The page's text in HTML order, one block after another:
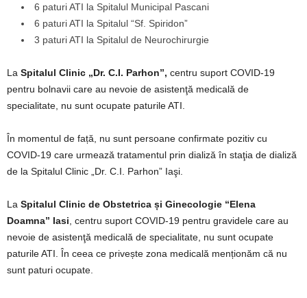
6 paturi ATI la Spitalul Municipal Pascani
6 paturi ATI la Spitalul “Sf. Spiridon”
3 paturi ATI la Spitalul de Neurochirurgie
La Spitalul Clinic „Dr. C.I. Parhon”, centru suport COVID-19
pentru bolnavii care au nevoie de asistenţă medicală de
specialitate, nu sunt ocupate paturile ATI.
În momentul de față, nu sunt persoane confirmate pozitiv cu
COVID-19 care urmează tratamentul prin dializă în staţia de dializă
de la Spitalul Clinic „Dr. C.I. Parhon” Iaşi.
La Spitalul Clinic de Obstetrica și Ginecologie “Elena
Doamna” Iasi , centru suport COVID-19 pentru gravidele care au
nevoie de asistenţă medicală de specialitate, nu sunt ocupate
paturile ATI. În ceea ce privește zona medicală menționăm că nu
sunt paturi ocupate.